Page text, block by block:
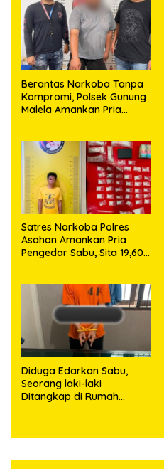
Berantas Narkoba Tanpa
Kompromi, Polsek Gunung
Malela Amankan Pria
Satres Narkoba Polres
Asahan Amankan Pria
Pengedar Sabu, Sita 19,60
Diduga Edarkan Sabu,
Seorang laki-laki
Ditangkap di Rumah